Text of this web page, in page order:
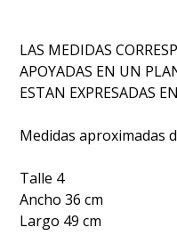
LAS MEDIDAS
APOYADAS EN UN
ESTAN EXPRESADAS
Medidas aproximadas
Talle 4
Ancho 36 cm
Largo 49 cm